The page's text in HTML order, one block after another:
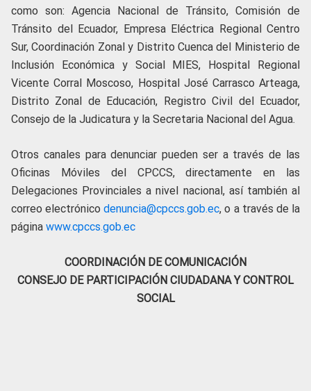
como son: Agencia Nacional de Tránsito, Comisión de
Tránsito del Ecuador, Empresa Eléctrica Regional Centro
Sur, Coordinación Zonal y Distrito Cuenca del Ministerio de
Inclusión Económica y Social MIES, Hospital Regional
Vicente Corral Moscoso, Hospital José Carrasco Arteaga,
Distrito Zonal de Educación, Registro Civil del Ecuador,
Consejo de la Judicatura y la Secretaria Nacional del Agua.
Otros canales para denunciar pueden ser a través de las
Oficinas Móviles del CPCCS, directamente en las
Delegaciones Provinciales a nivel nacional, así también al
correo electrónicodenuncia@cpccs.gob.ec, o a través de la
página www.cpccs.gob.ec
COORDINACIÓN DE COMUNICACIÓN
CONSEJO DE PARTICIPACIÓN CIUDADANA Y CONTROL
SOCIAL